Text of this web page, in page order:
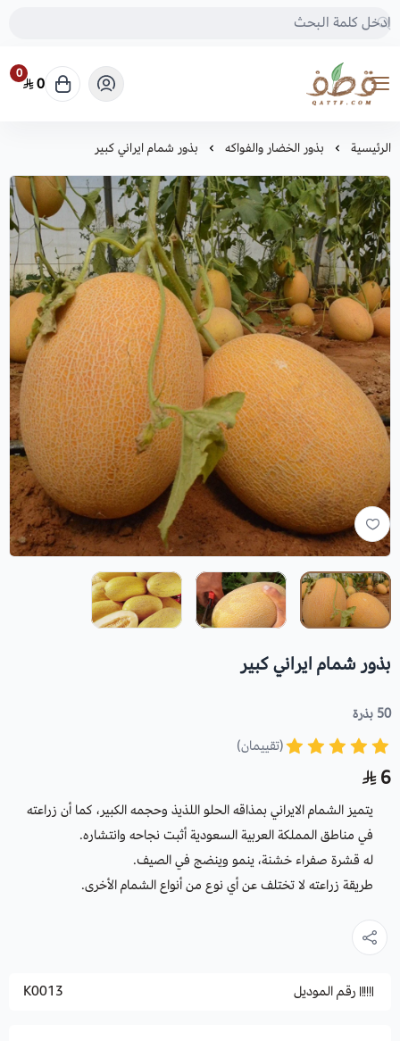
متجر قطف للبذور
0
0
الرئيسية بذور الخضار والفواكه بذور شمام ايراني كبير
بذور شمام ايراني كبير
50 بذرة
(تقييمان)
6
يتميز الشمام الايراني بمذاقه الحلو اللذيذ وحجمه الكبير، كما أن زراعته
في مناطق المملكة العربية السعودية أثبت نجاحه وانتشاره.
له قشرة صفراء خشنة، ينمو وينضج في الصيف.
طريقة زراعته لا تختلف عن أي نوع من أنواع الشمام الأخرى.
رقم الموديل K0013